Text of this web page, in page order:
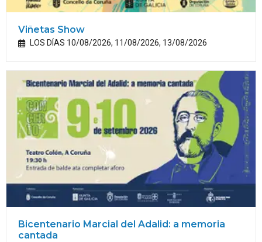
Viñetas Show
LOS DÍAS 10/08/2026, 11/08/2026, 13/08/2026
Bicentenario Marcial del Adalid: a memoria
cantada